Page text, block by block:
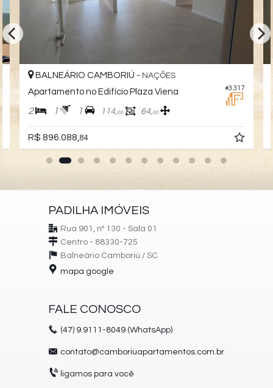
#3.317
BALNEÁRIO CAMBORIÚ - NAÇÕES
Apartamento no Edifício Plaza Viena
2 1 1 114,00 64,00
R$ 896.088, 84
PADILHA IMÓVEIS
Rua 901, nº 130 - Sala 01
Centro - 88330-725
Balneário Camboriú / SC
mapa google
FALE CONOSCO
(47) 9.9111-8049 (WhatsApp)
contato@camboriuapartamentos.com.br
ligamos para você